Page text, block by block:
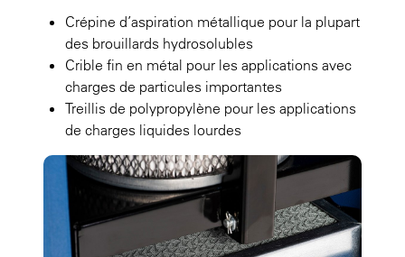
Crépine d’aspiration métallique pour la plupart
des brouillards hydrosolubles
Crible fin en métal pour les applications avec
charges de particules importantes
Treillis de polypropylène pour les applications
de charges liquides lourdes